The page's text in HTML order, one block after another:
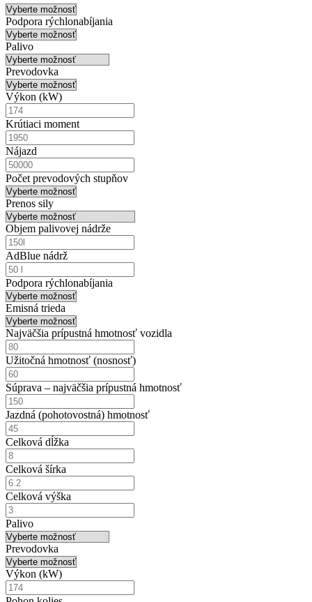
Podpora rýchlonabíjania
Palivo
Prevodovka
Výkon (kW)
Krútiaci moment
Nájazd
Počet prevodových stupňov
Prenos sily
Objem palivovej nádrže
AdBlue nádrž
Podpora rýchlonabíjania
Emisná trieda
Najväčšia prípustná hmotnosť vozidla
Užitočná hmotnosť (nosnosť)
Súprava – najväčšia prípustná hmotnosť
Jazdná (pohotovostná) hmotnosť
Celková dĺžka
Celková šírka
Celková výška
Palivo
Prevodovka
Výkon (kW)